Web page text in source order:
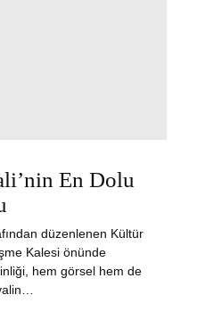
En Dolu
düzenlenen Kültür
Kalesi önünde
hem görsel hem de